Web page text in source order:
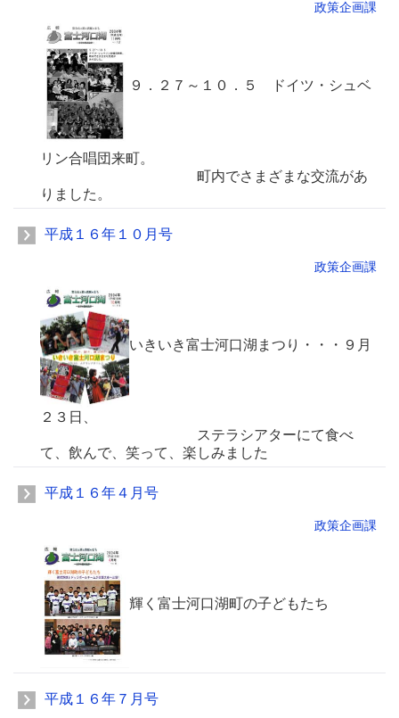
政策企画課
９．２７～１０．５ ドイツ・シュベ
リン合唱団来町。
町内でさまざまな交流があ
りました。
平成１６年１０月号
政策企画課
いきいき富士河口湖まつり・・・９月
２３日、
ステラシアターにて食べ
て、飲んで、笑って、楽しみました
平成１６年４月号
政策企画課
輝く富士河口湖町の子どもたち
平成１６年７月号